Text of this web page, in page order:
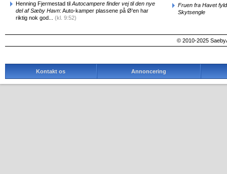
Henning Fjermestad til Autocampere finder vej til den nye
del af Sæby Havn: Auto-kamper plassene på Ø'en har
riktig nok god... (kl. 9:52)
Fruen fra Havet
Skytsengle
© 2010-2025
Kontakt os Annoncering